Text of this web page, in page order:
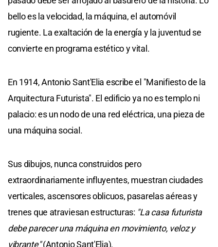
bello es la velocidad, la máquina, el automóvil
rugiente. La exaltación de la energía y la juventud se
convierte en programa estético y vital.
En 1914, Antonio Sant'Elia escribe el "Manifiesto de la
Arquitectura Futurista". El edificio ya no es templo ni
palacio: es un nodo de una red eléctrica, una pieza de
una máquina social.
Sus dibujos, nunca construidos pero
extraordinariamente influyentes, muestran ciudades
verticales, ascensores oblicuos, pasarelas aéreas y
trenes que atraviesan estructuras: "La casa futurista
debe parecer una máquina en movimiento, veloz y
vibrante"(Antonio Sant'Elia).